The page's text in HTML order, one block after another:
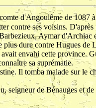
d'Angoulême de 1087
contre ses voisins.
Aymar
dure contre Hugues
envahi cette province.
sa suprématie.
Il tomba malade sur le
seigneur de Bénauges et